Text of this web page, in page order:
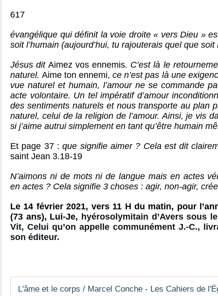
617
évangélique qui définit la voie droite « vers Dieu »
soit l’humain (aujourd’hui, tu rajouterais quel que soit
Jésus ditAimez vos ennemis. C’est là le
naturel.Aime ton ennemi,ce n’est pas là une
vue naturel et humain, l’amour ne se commande
acte volontaire. Un tel impératif d’amour
des sentiments naturels et nous transporte au plan
naturel, celui de la religion de l’amour. Ainsi, je vis
si j’aime autrui simplement en tant qu’être humain
Et page 37 :que signifie aimer ? Cela est dit
saint Jean 3.18-19
N’aimons ni de mots ni de langue mais en actes
en actes ? Cela signifie 3 choses : agir, non-agir,
Le 14 février 2021, vers 11 H du matin, pour
(73 ans), Lui-Je, hyérosolymitain d’Avers sous
Vit, Celui qu’on appelle communément J.-C.,
son éditeur.
L'âme et le corps / Marcel Conche - Les Cahiers de